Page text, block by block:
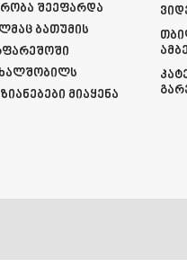
შეეფარდა
ბათუმის
მიაყენა